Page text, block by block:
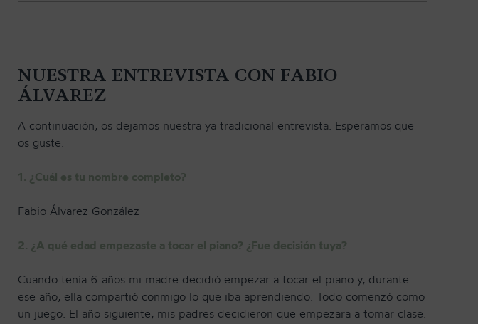
NUESTRA ENTREVISTA CON FABIO
ÁLVAREZ
A continuación, os dejamos nuestra ya tradicional entrevista. Esperamos que
os guste.
1. ¿Cuál es tu nombre completo?
Fabio Álvarez González
2. ¿A qué edad empezaste a tocar el piano? ¿Fue decisión tuya?
Cuando tenía 6 años mi madre decidió empezar a tocar el piano y, durante
ese año, ella compartió conmigo lo que iba aprendiendo. Todo comenzó como
un juego. El año siguiente, mis padres decidieron que empezara a tomar clase.